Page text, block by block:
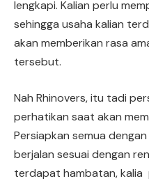
lengkapi. Kalian perlu
sehingga usaha kalian
akan memberikan rasa
tersebut.
Nah Rhinovers, itu tadi
perhatikan saat akan
Persiapkan semua
berjalan sesuai dengan
terdapat hambatan, kalia